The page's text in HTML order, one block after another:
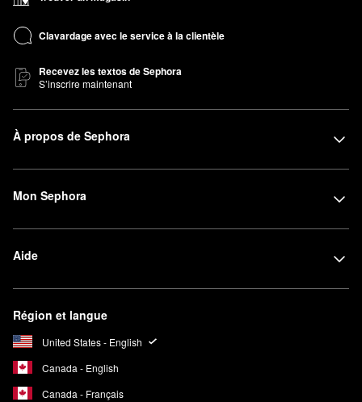
Clavardage avec le service à la clientèle
Recevez les textos de Sephora
S’inscrire maintenant
À propos de Sephora
Mon Sephora
Aide
Région et langue
United States - English
Canada - English
Canada - Français